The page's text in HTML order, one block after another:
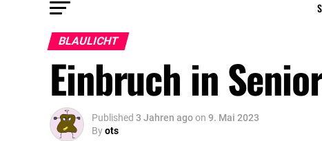
BLAULICHT
Einbruch in
Published 3 Jahren agoon 9. Mai 2023
Byots